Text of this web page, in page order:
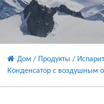
Дом / Продукты /
Конденсатор с воздушным